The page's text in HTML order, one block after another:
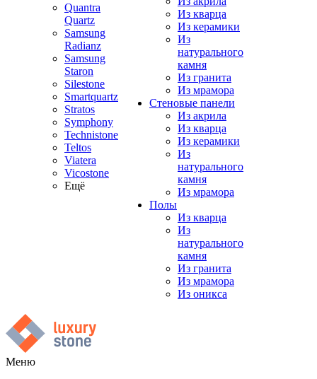
Quantra
Quartz
Samsung
Radianz
Samsung
Staron
Silestone
Smartquartz
Stratos
Symphony
Technistone
Teltos
Viatera
Vicostone
Ещё
Из кварца
Из керамики
Из
натурального
камня
Из гранита
Из мрамора
Стеновые панели
Из акрила
Из кварца
Из керамики
Из
натурального
камня
Из мрамора
Полы
Из кварца
Из
натурального
камня
Из гранита
Из мрамора
Из оникса
Меню